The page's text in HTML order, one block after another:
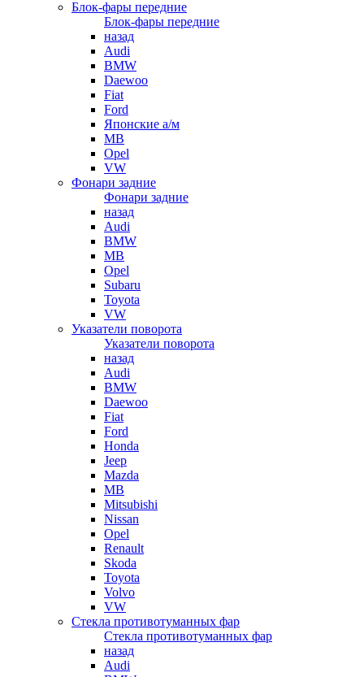
Блок-фары передние
Блок-фары передние
назад
Audi
BMW
Daewoo
Fiat
Ford
Японские а/м
MB
Opel
VW
Фонари задние
Фонари задние
назад
Audi
BMW
MB
Opel
Subaru
Toyota
VW
Указатели поворота
Указатели поворота
назад
Audi
BMW
Daewoo
Fiat
Ford
Honda
Jeep
Mazda
MB
Mitsubishi
Nissan
Opel
Renault
Skoda
Toyota
Volvo
VW
Стекла противотуманных фар
Стекла противотуманных фар
назад
Audi